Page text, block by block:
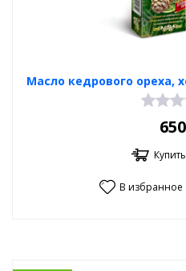
Масло кедрового ореха,
650
В избранное